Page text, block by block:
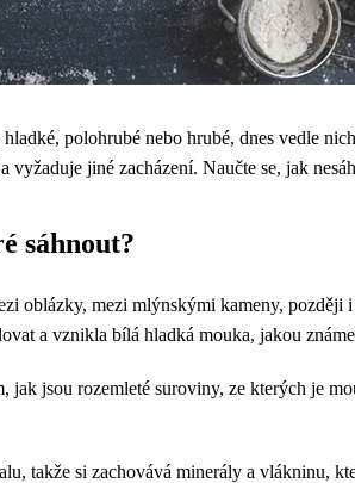
polohrubé nebo hrubé, dnes vedle
jiné zacházení. Naučte se, jak
sáhnout?
oblázky, mezi mlýnskými kameny, později
a vznikla bílá hladká mouka, jakou
jak jsou rozemleté suroviny, ze kterých je
takže si zachovává minerály a vlákninu,